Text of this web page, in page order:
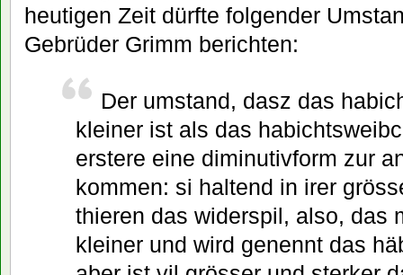
heutigen Zeit dürfte folgender
Gebrüder Grimm berichten:
Der umstand, dasz das
kleiner ist als das
erstere eine diminutivform zur
kommen: si haltend in irer
thieren das widerspil, also, das
kleiner und wird genennt das